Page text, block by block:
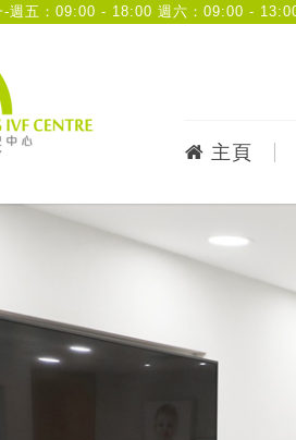
-週五：09:00 - 18:00 週六：09:00 -
主頁